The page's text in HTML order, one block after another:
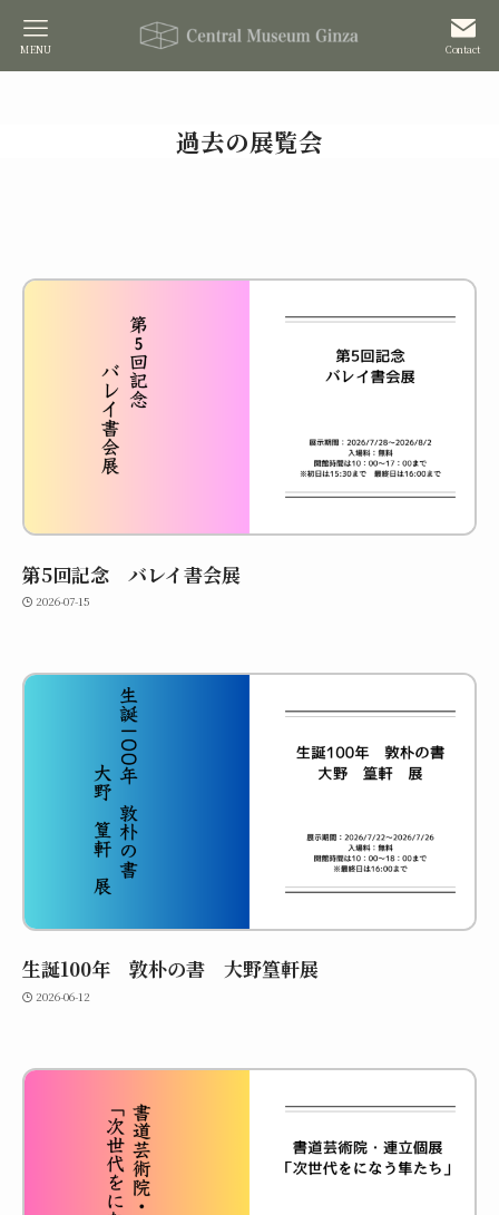
Contact
MENU
過去の展覧会
第5回記念 バレイ書会展
2026-07-15
生誕100年 敦朴の書 大野篁軒展
2026-06-12